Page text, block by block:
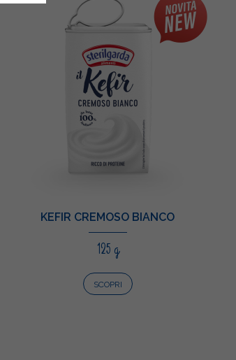
KEFIR CREMOSO BIANCO
125 g
SCOPRI